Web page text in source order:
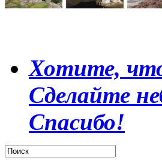
Хотите,
Сделайте
Спасибо!